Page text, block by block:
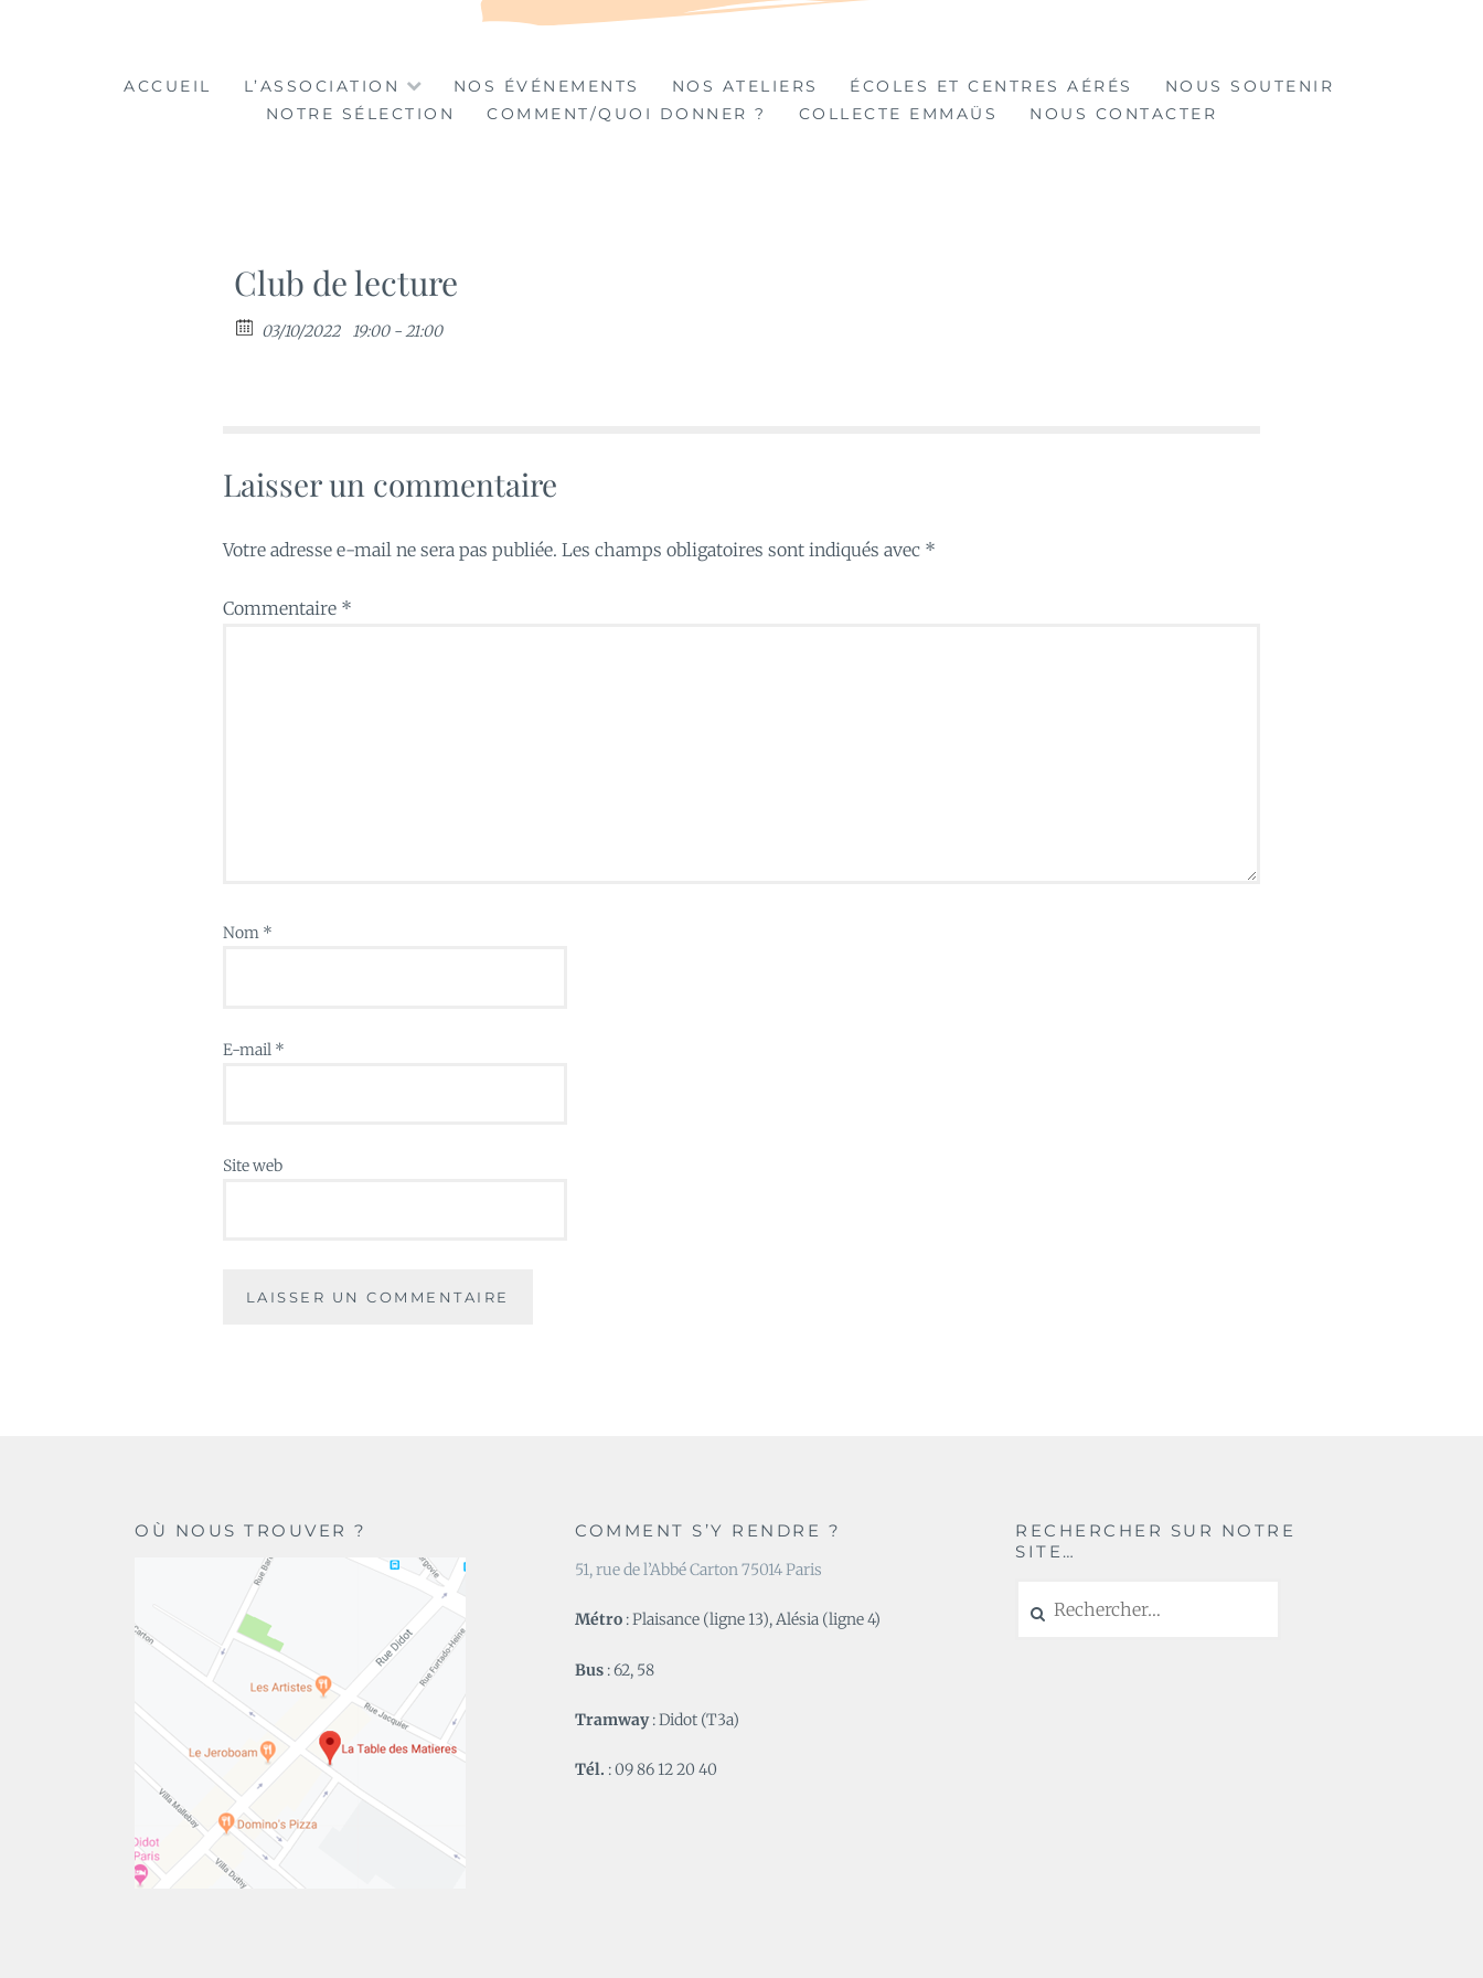
LA TABLE DES MATIÈRES
ACCUEIL L’ASSOCIATION NOS ÉVÉNEMENTS NOS ATELIERS ÉCOLES ET CENTRES AÉRÉS
NOUS SOUTENIR
NOTRE SÉLECTION
COMMENT/QUOI DONNER ? COLLECTE EMMAÜS NOUS CONTACTER
Club de lecture
03/10/2022 19:00 - 21:00
Laisser un commentaire
Votre adresse e-mail ne sera pas publiée. Les champs obligatoires sont indiqués avec *
Commentaire *
Nom *
E-mail *
Site web
OÙ NOUS TROUVER ? COMMENT S’Y RENDRE ?
51, rue de l’Abbé Carton 75014 Paris
Métro : Plaisance (ligne 13), Alésia (ligne 4)
Bus : 62, 58
Tramway: Didot (T3a)
Tél. : 09 86 12 20 40
RECHERCHER SUR NOTRE
SITE…